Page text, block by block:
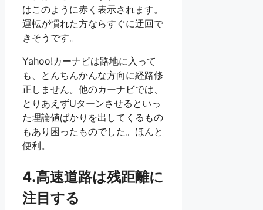
はこのように赤く表示されます。
運転が慣れた方ならすぐに迂回で
きそうです。
Yahoo!カーナビは路地に入って
も、とんちんかんな方向に経路修
正しません。他のカーナビでは、
とりあえずUターンさせるといっ
た理論値ばかりを出してくるもの
もあり困ったものでした。ほんと
便利。
4.高速道路は残距離に
注目する